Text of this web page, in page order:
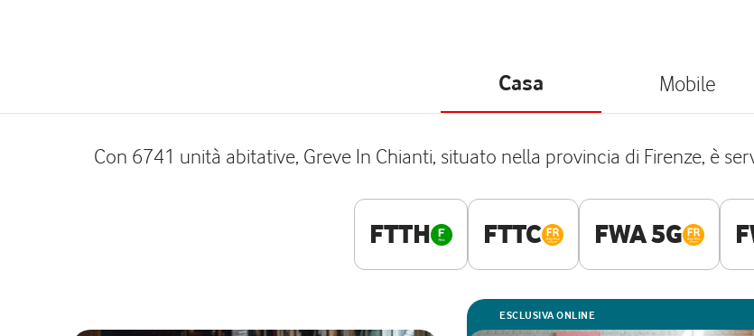
Casa Mobile
Con 6741 unità abitative, Greve In Chianti, situato nella provincia di Firenze, è
FTTH FTTC FWA 5G
ESCLUSIVA ONLINE